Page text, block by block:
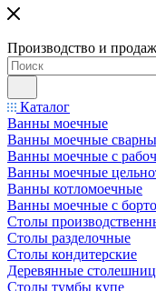
Производство и
Каталог
Ванны моечные
Ванны моечные
Ванны моечные с
Ванны моечные
Ванны котломоечные
Ванны моечные с
Столы
Столы разделочные
Столы кондитерские
Деревянные
Столы тумбы купе